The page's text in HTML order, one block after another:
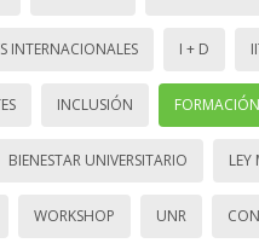
INTERNACIONALES I + D
INCLUSIÓN FORMACIÓN
BIENESTAR UNIVERSITARIO LEY
WORKSHOP UNR